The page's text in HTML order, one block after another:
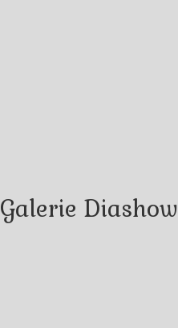
Galerie Diashow